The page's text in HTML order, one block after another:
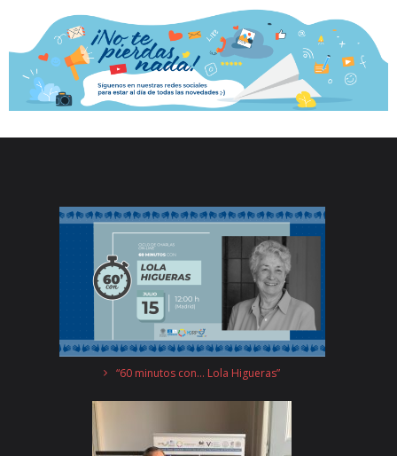
“60 minutos con… Lola Higueras”